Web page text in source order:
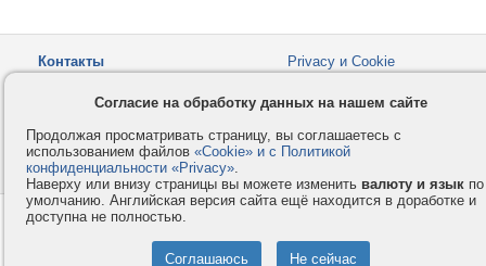
Контакты
Privacy и Cookie
Как оплатить
Форумы
© 2008-2026VMESTE.EU
Согласие на обработку данных на нашем сайте
Продолжая просматривать страницу, вы соглашаетесь с
использованием файлов «Cookie» и с Политикой
конфиденциальности «Privacy».
Наверху или внизу страницы вы можете изменить валюту и язык по
умолчанию. Английская версия сайта ещё находится в доработке и
доступна не полностью.